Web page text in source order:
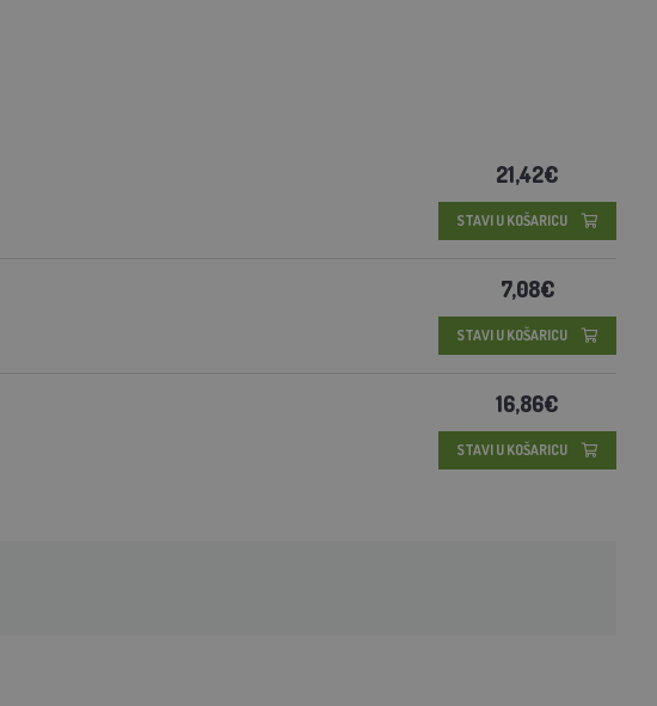
21,42€
STAVI U KOŠARICU
7,08€
STAVI U KOŠARICU
16,86€
STAVI U KOŠARICU